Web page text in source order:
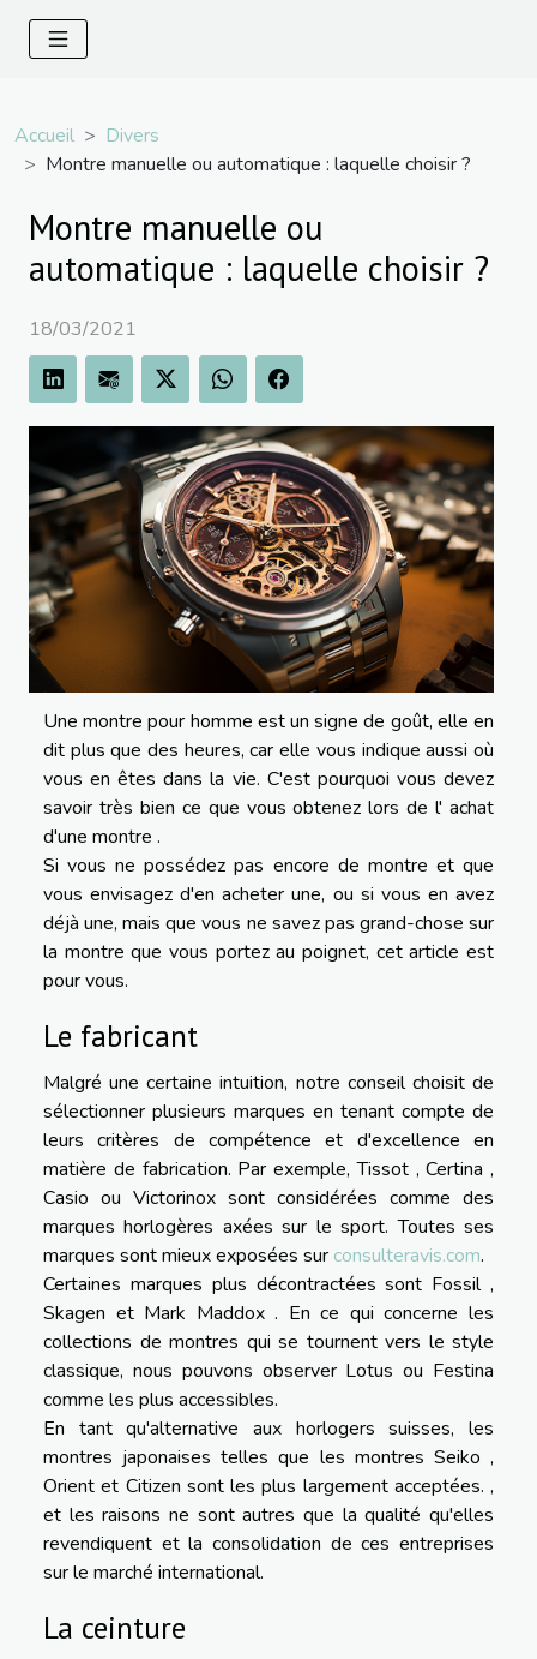
Accueil
Divers
Montre manuelle ou automatique : laquelle choisir ?
Montre manuelle ou
automatique : laquelle choisir ?
18/03/2021
Une montre pour homme est un signe de goût, elle en
dit plus que des heures, car elle vous indique aussi où
vous en êtes dans la vie. C'est pourquoi vous devez
savoir très bien ce que vous obtenez lors de l' achat
d'une montre .
Si vous ne possédez pas encore de montre et que
vous envisagez d'en acheter une, ou si vous en avez
déjà une, mais que vous ne savez pas grand-chose sur
la montre que vous portez au poignet, cet article est
pour vous.
Le fabricant
Malgré une certaine intuition, notre conseil choisit de
sélectionner plusieurs marques en tenant compte de
leurs critères de compétence et d'excellence en
matière de fabrication. Par exemple, Tissot , Certina ,
Casio ou Victorinox sont considérées comme des
marques horlogères axées sur le sport. Toutes ses
marques sont mieux exposées sur consulteravis.com.
Certaines marques plus décontractées sont Fossil ,
Skagen et Mark Maddox . En ce qui concerne les
collections de montres qui se tournent vers le style
classique, nous pouvons observer Lotus ou Festina
comme les plus accessibles.
En tant qu'alternative aux horlogers suisses, les
montres japonaises telles que les montres Seiko ,
Orient et Citizen sont les plus largement acceptées. ,
et les raisons ne sont autres que la qualité qu'elles
revendiquent et la consolidation de ces entreprises
sur le marché international.
La ceinture